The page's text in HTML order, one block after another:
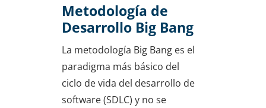
Metodología de
Desarrollo Big Bang
La metodología Big Bang es el
paradigma más básico del
ciclo de vida del desarrollo de
software (SDLC) y no se